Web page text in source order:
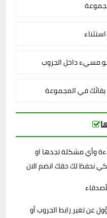
مسيء داخل الجروب
في المجموعة
وأي مشكلة تجدها او
عن تغير رابط الجروب أو